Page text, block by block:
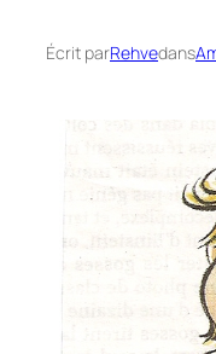
Écrit parRehvedans